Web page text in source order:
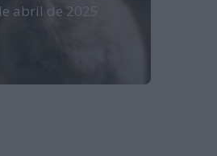
abril de 2025